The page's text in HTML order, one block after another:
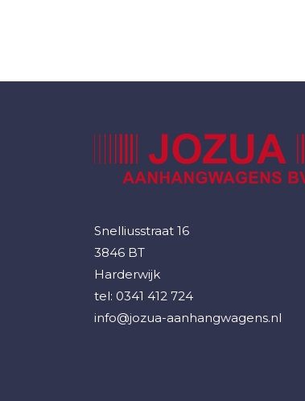
Snelliusstraat 16
3846 BT
Harderwijk
tel: 0341 412 724
info@jozua-aanhangwagens.nl